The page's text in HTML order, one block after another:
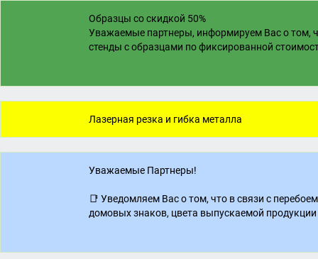
Образцы со скидкой 50%
Уважаемые партнеры, информируем Вас о том,
стенды с образцами по фиксированной
Лазерная резка и гибка металла
Уважаемые Партнеры!
📑 Уведомляем Вас о том, что в связи с
домовых знаков, цвета выпускаемой